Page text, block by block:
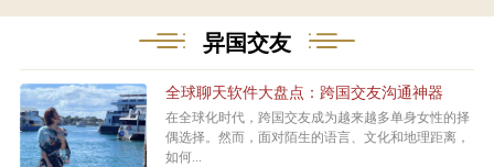
异国交友
全球聊天软件大盘点：跨国交友沟通神器
在全球化时代，跨国交友成为越来越多单身女性的择
偶选择。然而，面对陌生的语言、文化和地理距离，
如何...